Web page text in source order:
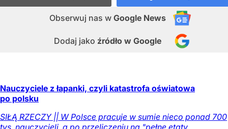
Obserwuj nas w Google News
Dodaj jako źródło w Google
Nauczyciele z łapanki, czyli katastrofa oświatowa
po polsku
SIŁĄ RZECZY || W Polsce pracuje w sumie nieco ponad 700